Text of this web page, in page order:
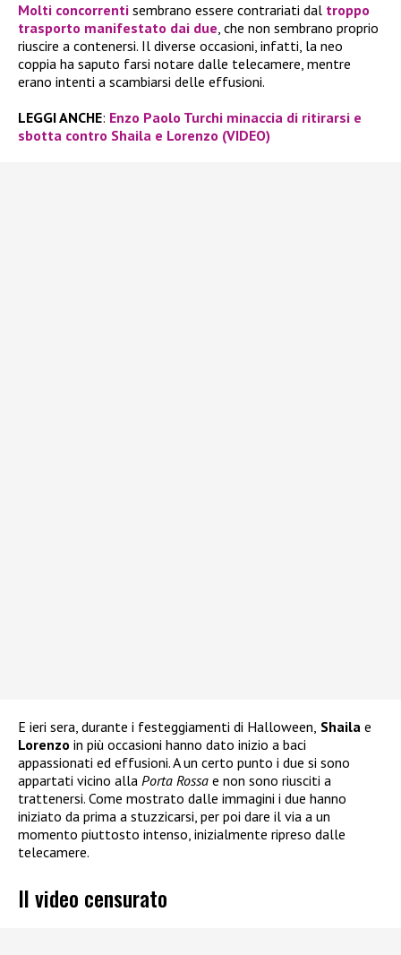
Molti concorrenti sembrano essere contrariati dal troppo
trasporto manifestato dai due, che non sembrano proprio
riuscire a contenersi. Il diverse occasioni, infatti, la neo
coppia ha saputo farsi notare dalle telecamere, mentre
erano intenti a scambiarsi delle effusioni.
LEGGI ANCHE: Enzo Paolo Turchi minaccia di ritirarsi e
sbotta contro Shaila e Lorenzo (VIDEO)
E ieri sera, durante i festeggiamenti di Halloween, Shaila e
Lorenzo in più occasioni hanno dato inizio a baci
appassionati ed effusioni. A un certo punto i due si sono
appartati vicino alla Porta Rossa e non sono riusciti a
trattenersi. Come mostrato dalle immagini i due hanno
iniziato da prima a stuzzicarsi, per poi dare il via a un
momento piuttosto intenso, inizialmente ripreso dalle
telecamere.
Il video censurato